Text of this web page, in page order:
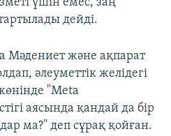
дейді.
Мәдениет және ақпарат
әлеуметтік желідегі
"Meta
аясында қандай да бір
ма?" деп сұрақ қойған.